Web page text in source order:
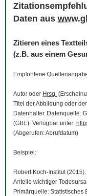
Daten aus www.
Zitieren eines
(z.B. aus einem
Empfohlene
Autor oder Hrsg.
Titel der Abbildung oder
Datenhalter. Datenquelle.
(GBE). Verfügbar unter:
(Abgerufen: Abrufdatum)
Beispiel:
Robert Koch-Institut
Anteile wichtiger
Primärquelle: Statistisches